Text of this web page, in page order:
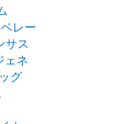
レー
サス
ェネ
グ